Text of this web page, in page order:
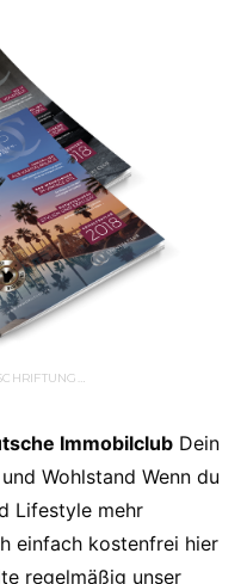
Immobilclub Dein
Wohlstand Wenn du
Lifestyle mehr
einfach kostenfrei hier
regelmäßig unser